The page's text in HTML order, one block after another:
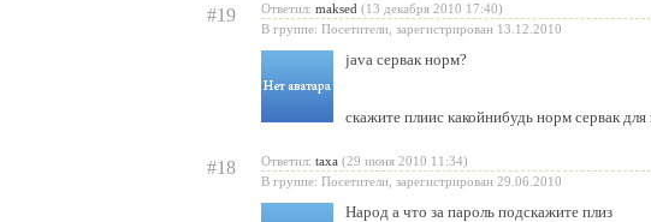
#19 Ответил: maksed (13 декабря 2010 17:40)
В группе: Посетители, зарегистрирован 13.12.2010
java сервак норм?
скажите плиис какойнибудь норм сервак
#18 Ответил: taxa (29 июня 2010 11:34)
В группе: Посетители, зарегистрирован 29.06.2010
Народ а что за пароль подскажите плиз